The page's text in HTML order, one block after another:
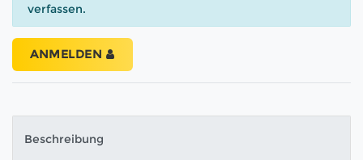
verfassen.
ANMELDEN
Beschreibung